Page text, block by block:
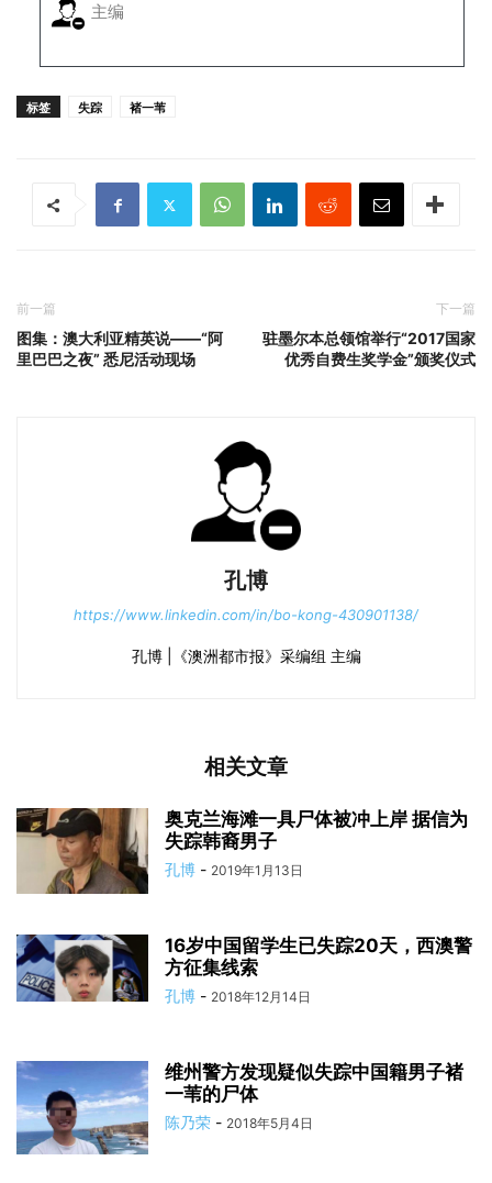
主编
标签 失踪 褚一苇
前一篇
图集：澳大利亚精英说——“阿
里巴巴之夜” 悉尼活动现场
下一篇
驻墨尔本总领馆举行“2017国家
优秀自费生奖学金”颁奖仪式
孔博
https://www.linkedin.com/in/bo-kong-430901138/
孔博 |《澳洲都市报》采编组 主编
相关文章
奥克兰海滩一具尸体被冲上岸 据信为
失踪韩裔男子
孔博 - 2019年1月13日
16岁中国留学生已失踪20天，西澳警
方征集线索
孔博 - 2018年12月14日
维州警方发现疑似失踪中国籍男子褚
一苇的尸体
陈乃荣 - 2018年5月4日